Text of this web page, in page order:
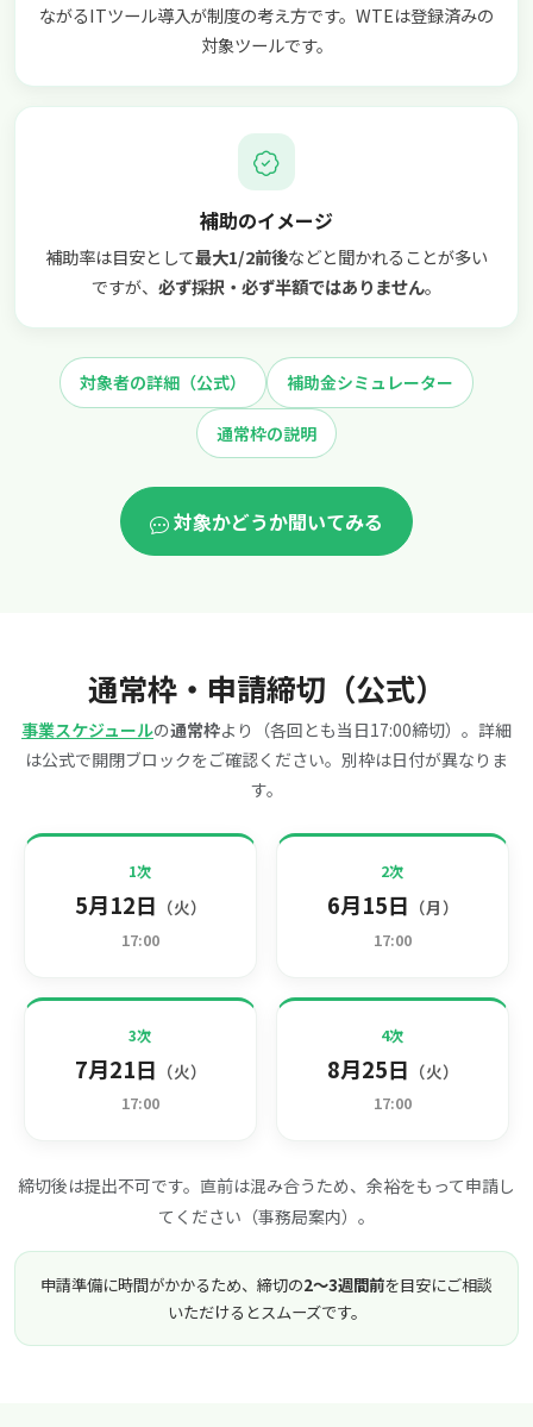
ながるITツール導入が制度の考え方です。WTEは登録済みの
対象ツールです。
補助のイメージ
補助率は目安として最大1/2前後などと聞かれることが多い
ですが、 必ず採択・必ず半額ではありません。
対象者の詳細（公式） 補助金シミュレーター
通常枠の説明
対象かどうか聞いてみる
通常枠・申請締切（公式）
事業スケジュールの通常枠より（各回とも当日17:00締切）。詳細
は公式で開閉ブロックをご確認ください。別枠は日付が異なりま
す。
1次
5月12日 （火）
17:00
2次
6月15日 （月）
17:00
3次
7月21日 （火）
17:00
4次
8月25日 （火）
17:00
締切後は提出不可です。直前は混み合うため、余裕をもって申請し
てください（事務局案内）。
申請準備に時間がかかるため、締切の2〜3週間前を目安にご相談
いただけるとスムーズです。